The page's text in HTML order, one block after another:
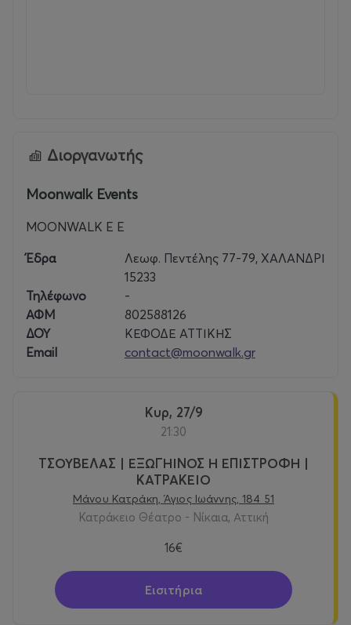
Διοργανωτής
Moonwalk Events
MOONWALK E E
Έδρα
Λεωφ. Πεντέλης 77-79, ΧΑΛΑΝΔΡΙ
15233
Τηλέφωνο
-
ΑΦΜ
802588126
ΔΟΥ
ΚΕΦΟΔΕ ΑΤΤΙΚΗΣ
Email
contact@moonwalk.gr
Κυρ, 27/9
21:30
ΤΣΟΥΒΕΛΑΣ | ΕΞΩΓΗΙΝΟΣ Η ΕΠΙΣΤΡΟΦΗ |
ΚΑΤΡΑΚΕΙΟ
Μάνου Κατράκη, Άγιος Ιωάννης, 184 51
Κατράκειο Θέατρο - Νίκαια, Αττική
16€
Εισιτήρια